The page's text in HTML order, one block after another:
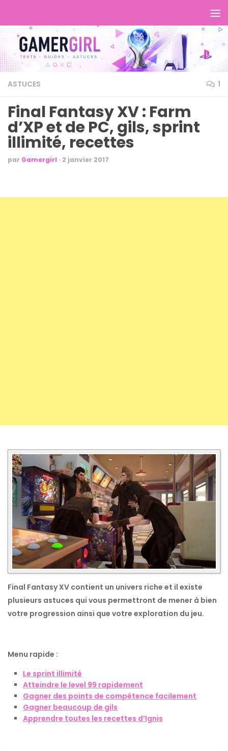
ASTUCES 1
Final Fantasy XV : Farm
d’XP et de PC, gils, sprint
illimité, recettes
par Gamergirl · 2 janvier 2017
Final Fantasy XV contient un univers riche et il existe
plusieurs astuces qui vous permettront de mener à bien
votre progression ainsi que votre exploration du jeu.
Menu rapide :
Le sprint illimité
Atteindre le level 99 rapidement
Gagner des points de compétence facilement
Gagner beaucoup de gils
Apprendre toutes les recettes d’Ignis